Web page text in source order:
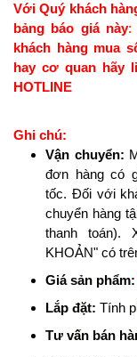
Với Quý khách
bảng báo giá này:
khách hàng mua
hay cơ quan hãy
HOTLINE
Ghi chú:
Vận chuyển:
đơn hàng có
tốc. Đối với
chuyển hàng
thanh toán).
KHOẢN" có
Giá sản phẩm:
Lắp đặt: Tính
Tư vấn bán